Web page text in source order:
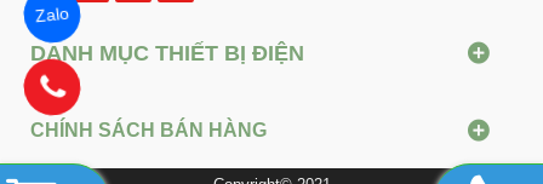
DANH MỤC THIẾT BỊ ĐIỆN
CHÍNH SÁCH BÁN HÀNG
Zalo